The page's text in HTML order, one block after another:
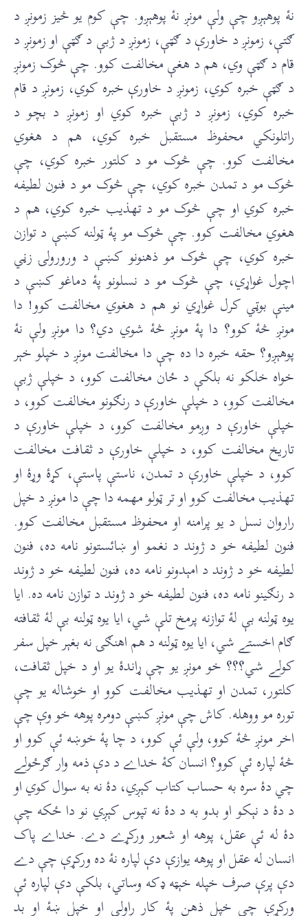
نۀ پوهېږو چې ولې مونږ نۀ پوهېږو. چې کوم يو څيز زمونږ د
ګتې، زمونږ د خاورې د ګټې، زمونږ د ژبې د ګټې او زمونږ د
قام د ګټې وي، هم د هغې مخالفت کوو. چې څوک زمونږ
د ګټې خبره کوي، زمونږ د خاورې خبره کوي، زمونږ د قام
خبره کوي، زمونږ د ژبې خبره کوي او زمونږ د بچو د
راتلونکي محفوظ مستقبل خبره کوي، هم د هغوي
مخالفت کوو. چې څوک مو د کلتور خبره کوي، چې
څوک مو د تمدن خبره کوي، چې څوک مو د فنون لطيفه
خبره کوي او چې څوک مو د تهذيب خبره کوي، هم د
هغوي مخالفت کوو. چې څوک مو پۀ ټولنه کښې د توازن
خبره کوي، چې څوک مو ذهنونو کښې د ورورولۍ زڼي
اچول غواړي، چې څوک مو د نسلونو پۀ دماغو کښې د
مينې بوټي کرل غواړي نو هم د هغوي مخالفت کوو! دا
مونږ څۀ کوو؟ دا پۀ مونږ څۀ شوي دي؟ دا مونږ ولې نۀ
پوهېږو؟ حقه خبره دا ده چې دا مخالفت مونږ د خپلو خېر
خواه خلکو نه بلکې د ځان مخالفت کوو، د خپلې ژبې
مخالفت کوو، د خپلې خاورې د رنګونو مخالفت کوو، د
خپلې خاورې د وږمو مخالفت کوو، د خپلې خاورې د
تاريخ مخالفت کوو، د خپلې خاورې د ثقافت مخالفت
کوو، د خپلې خاورې د تمدن، ناستې پاستې، کړۀ وړۀ او
تهذيب مخالفت کوو او تر ټولو مهمه دا چې دا مونږ د خپل
راروان نسل د يو پرامنه او محفوظ مستقبل مخالفت کوو.
فنون لطيفه خو د ژوند د نغمو او ښائستونو نامه ده، فنون
لطيفه خو د ژوند د امېدونو نامه ده، فنون لطيفه خو د ژوند
د رنګينو نامه ده، فنون لطيفه خو د ژوند د توازن نامه ده. ايا
يوه ټولنه بې لۀ توازنه پرمخ تلې شي، ايا يوه ټولنه بې لۀ ثقافته
ګام اخستے شي، ايا يوه ټولنه د هم اهنګۍ نه بغېر خپل سفر
کولے شي؟؟؟ خو مونږ يو چې ړاندۀ يو او د خپل ثقافت،
کلتور، تمدن او تهذيب مخالفت کوو او خوشاله يو چې
توره مو ووهله. کاش چې مونږ کښې دومره پوهه خو وې چې
اخر مونږ څۀ کوو، ولې ئې کوو، د چا پۀ خوښه ئې کوو او
څۀ لپاره ئې کوو؟ انسان کۀ خداے د دې ذمه وار ګرځولے
چي دۀ سره به حساب کتاب کېږي، دۀ نه به سوال کوي او
د دۀ د نېکو او بدو به د دۀ نه تپوس کېږي نو دا ځکه چې
دۀ له ئې عقل، پوهه او شعور ورکړے دے. خداے پاک
انسان له عقل او پوهه يوازې دې لپاره نۀ ده ورکړې چې دے
دې پرې صرف خپله خېټه ډکه وساتي، بلکې دې لپاره ئې
ورکړې چې خپل ذهن پۀ کار راولي او خپل ښۀ او بد